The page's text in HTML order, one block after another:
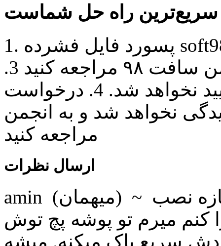
1. پسورد فایل فشرده soft98.ir میباشد. 2. جهت مطرح کردن
سوال و حل مشکلات خود به انجمن سافت ٩٨ مراجعه کنید 3.
نظرات به صورت فینگلیش تایید نخواهد شد. 4. درخواست
نخواهد شد و به انجمن
مراجعه کنید
ارسال نظرات
amin (ميهمان) ~ 1399/04/22 پاسخ من ویندوز 10 تازه نصب
کنم میرم تو پوشه پچ توش
سریع پاک میکنه. میشه